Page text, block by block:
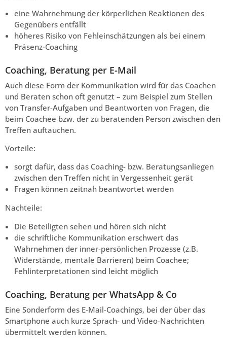
eine Wahrnehmung der körperlichen Reaktionen des
Gegenübers entfällt
höheres Risiko von Fehleinschätzungen als bei einem
Präsenz-Coaching
Coaching, Beratung per E-Mail
Auch diese Form der Kommunikation wird für das Coachen
und Beraten schon oft genutzt – zum Beispiel zum Stellen
von Transfer-Aufgaben und Beantworten von Fragen, die
beim Coachee bzw. der zu beratenden Person zwischen den
Treffen auftauchen.
Vorteile:
sorgt dafür, dass das Coaching- bzw. Beratungsanliegen
zwischen den Treffen nicht in Vergessenheit gerät
Fragen können zeitnah beantwortet werden
Nachteile:
Die Beteiligten sehen und hören sich nicht
die schriftliche Kommunikation erschwert das
Wahrnehmen der inner-persönlichen Prozesse (z.B.
Widerstände, mentale Barrieren) beim Coachee;
Fehlinterpretationen sind leicht möglich
Coaching, Beratung per WhatsApp & Co
Eine Sonderform des E-Mail-Coachings, bei der über das
Smartphone auch kurze Sprach- und Video-Nachrichten
übermittelt werden können.